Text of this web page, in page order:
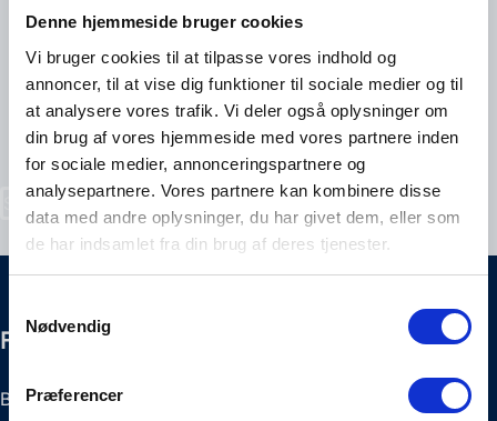
Denne hjemmeside bruger cookies
Vi bruger cookies til at tilpasse vores indhold og
annoncer, til at vise dig funktioner til sociale medier og til
at analysere vores trafik. Vi deler også oplysninger om
din brug af vores hjemmeside med vores partnere inden
for sociale medier, annonceringspartnere og
analysepartnere. Vores partnere kan kombinere disse
data med andre oplysninger, du har givet dem, eller som
de har indsamlet fra din brug af deres tjenester.
Nødvendig
Præferencer
dæk og fælge vi har på lager, der passer til netop din bil.
Er du i tvivl om størrelse, pasform eller levering, er du altid
velkommen til at kontakte os direkte på telefon 75 77 13 11
eller mail vaerksted@sej-biler.dk
Søg efter hjul til din bil
Find vej
Bredgade 32, 8766 Nørre Snede